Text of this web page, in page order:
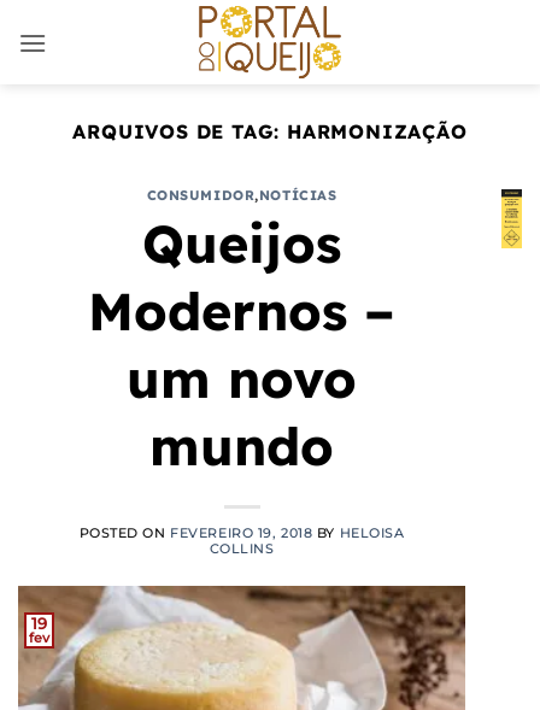
ARQUIVOS DE TAG: HARMONIZAÇÃO
CONSUMIDOR,NOTÍCIAS
Queijos
Modernos –
um novo
mundo
POSTED ON FEVEREIRO 19, 2018 BY HELOISA
COLLINS
19
fev